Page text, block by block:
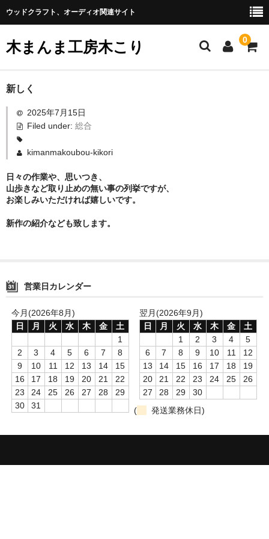
ウッドクラフト、オーディオ関連サイト
木まんま工房木こり 0
リンク
ブログ
取扱商品
新しく
2025年7月15日
Filed under: 総合
kimanmakoubou-kikori
日々の作業や、思いつき、
山歩きなど取り止めの無い事の列挙ですが、
お楽しみいただければ嬉しいです。
新作の紹介なども致します。
営業日カレンダー
今月(2026年8月)
日
月 火 水 木 金
土
1
2
3 4 5 6 7
8
9
10 11 12 13 14
15
16
17 18 19 20 21
22
23
24 25 26 27 28
29
30
31
翌月(2026年9月)
日
月 火 水 木 金
土
1
2 3 4
5
6
7 8 9 10 11
12
13
14 15 16 17 18
19
20
21 22 23 24 25
26
27
28 29
30
(
発送業務休日)